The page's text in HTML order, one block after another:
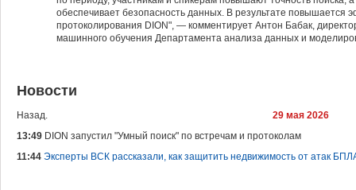
обеспечивает безопасность данных. В результате повышается
протоколирования DION", — комментирует Антон Бабак,
машинного обучения Департамента анализа данных и
Новости
Назад.
29 мая 2026
13:49 DION запустил "Умный поиск" по встречам и протоколам
11:44 Эксперты ВСК рассказали, как защитить недвижимость от атак